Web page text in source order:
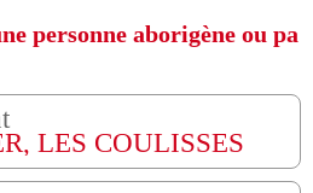
personne aborigène ou pa
LES COULISSES